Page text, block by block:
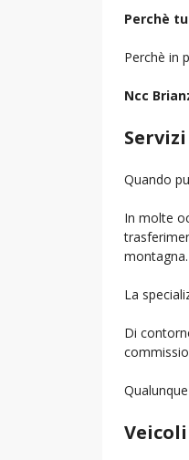
Perchè
Perchè in
Ncc
Quando
In molte
montagna.
La
Di
Veicoli